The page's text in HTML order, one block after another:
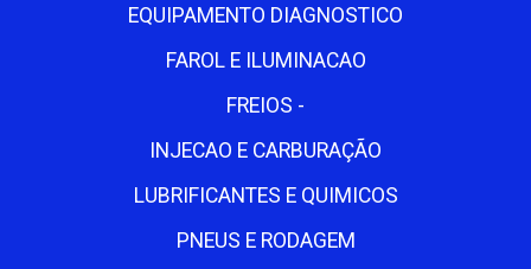
EQUIPAMENTO DIAGNOSTICO
FAROL E ILUMINACAO
FREIOS -
INJECAO E CARBURAÇÃO
LUBRIFICANTES E QUIMICOS
PNEUS E RODAGEM